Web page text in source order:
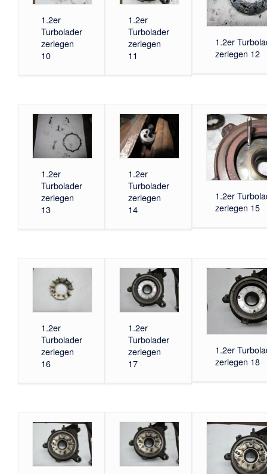
1.2er
Turbolader
zerlegen
10
1.2er
Turbolader
zerlegen
11
1.2er
zerlegen 12
1.2er
Turbolader
zerlegen
13
1.2er
Turbolader
zerlegen
14
1.2er
zerlegen 15
1.2er
Turbolader
zerlegen
16
1.2er
Turbolader
zerlegen
17
1.2er
zerlegen 18